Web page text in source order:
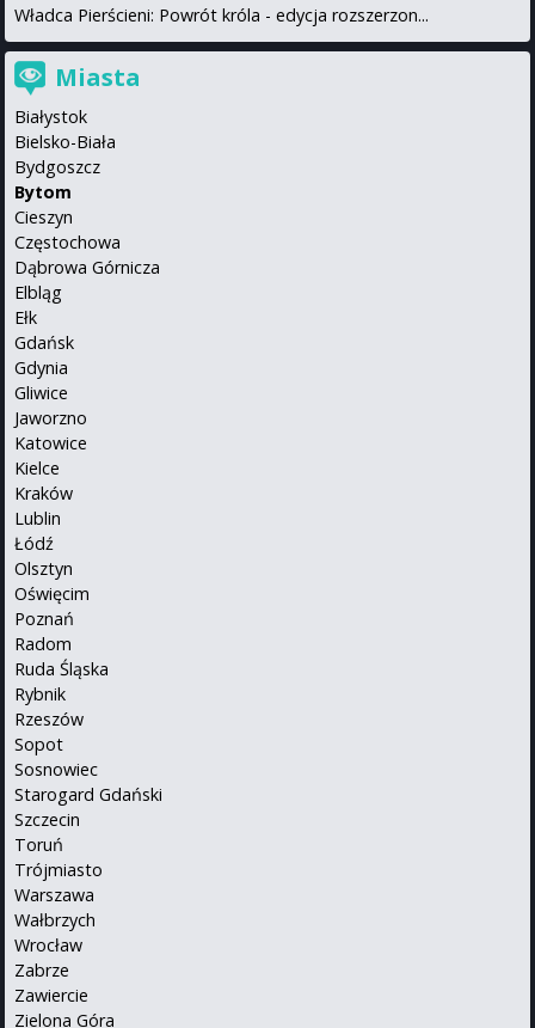
Władca Pierścieni: Powrót króla - edycja rozszerzon...
Miasta
Białystok
Bielsko-Biała
Bydgoszcz
Bytom
Cieszyn
Częstochowa
Dąbrowa Górnicza
Elbląg
Ełk
Gdańsk
Gdynia
Gliwice
Jaworzno
Katowice
Kielce
Kraków
Lublin
Łódź
Olsztyn
Oświęcim
Poznań
Radom
Ruda Śląska
Rybnik
Rzeszów
Sopot
Sosnowiec
Starogard Gdański
Szczecin
Toruń
Trójmiasto
Warszawa
Wałbrzych
Wrocław
Zabrze
Zawiercie
Zielona Góra